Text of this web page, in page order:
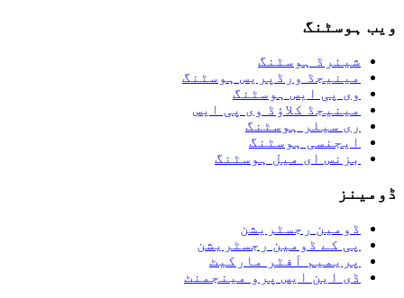
ویب ہوسٹنگ
شیئرڈ ہوسٹنگ
مینیجڈ ورڈپریس ہوسٹنگ
وی پی ایس ہوسٹنگ
مینیجڈ کلاؤڈ وی پی ایس
ری سیلر ہوسٹنگ
ایجنسی ہوسٹنگ
بزنس ای میل ہوسٹنگ
ڈومینز
ڈومین رجسٹریشن
پی کے ڈومین رجسٹریشن
پریمیم آفٹر مارکیٹ
ڈی این ایس پرو مینجمنٹ